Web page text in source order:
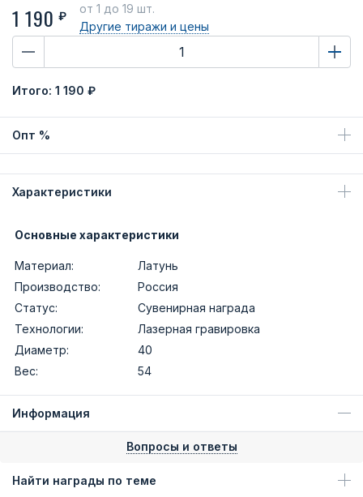
1 190 ₽
от 1 до 19 шт.
Другие тиражи и цены
Итого: 1 190 ₽
Опт %
Характеристики
Основные характеристики
Материал:
Латунь
Производство:
Россия
Статус:
Сувенирная награда
Технологии:
Лазерная гравировка
Диаметр:
40
Вес:
54
Информация
Вопросы и ответы
Найти награды по теме